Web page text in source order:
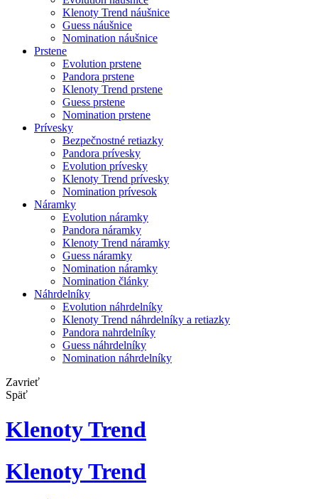
Klenoty Trend náušnice
Guess náušnice
Nomination náušnice
Prstene
Evolution prstene
Pandora prstene
Klenoty Trend prstene
Guess prstene
Nomination prstene
Prívesky
Bezpečnostné retiazky
Pandora prívesky
Evolution prívesky
Klenoty Trend prívesky
Nomination prívesok
Náramky
Evolution náramky
Pandora náramky
Klenoty Trend náramky
Guess náramky
Nomination náramky
Nomination články
Náhrdelníky
Evolution náhrdelníky
Klenoty Trend náhrdelníky a retiazky
Pandora nahrdelníky
Guess náhrdelníky
Nomination náhrdelníky
Zavrieť
Späť
Klenoty Trend
Klenoty Trend